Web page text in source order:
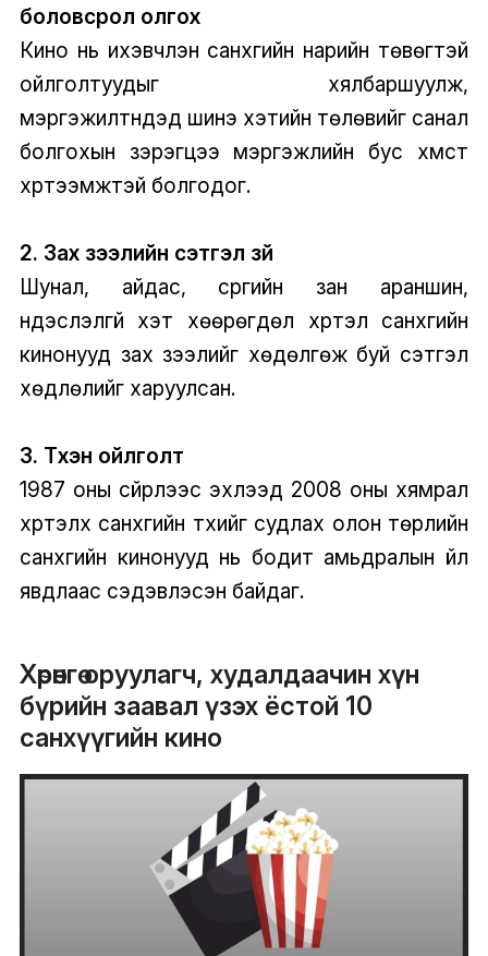
боловсрол олгох
Кино нь ихэвчлэн санхүүгийн нарийн төвөгтэй
ойлголтуудыг хялбаршуулж,
мэргэжилтнүүдэд шинэ хэтийн төлөвийг санал
болгохын зэрэгцээ мэргэжлийн бус хүмүүст
хүртээмжтэй болгодог.
2. Зах зээлийн сэтгэл зүй
Шунал, айдас, сүргийн зан араншин,
үндэслэлгүй хэт хөөрөгдөл хүртэл санхүүгийн
кинонууд зах зээлийг хөдөлгөж буй сэтгэл
хөдлөлийг харуулсан.
3. Түүхэн ойлголт
1987 оны сүйрлээс эхлээд 2008 оны хямрал
хүртэлх санхүүгийн түүхийг судлах олон төрлийн
санхүүгийн кинонууд нь бодит амьдралын үйл
явдлаас сэдэвлэсэн байдаг.
Хөрөнгө оруулагч, худалдаачин хүн
бүрийн заавал үзэх ёстой 10
санхүүгийн кино